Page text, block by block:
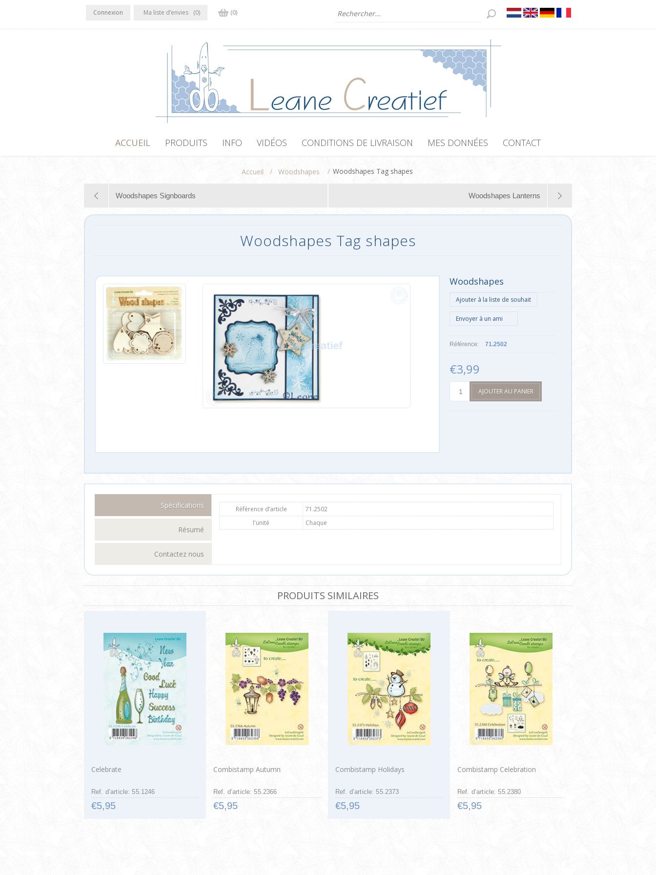
Connexion Ma liste d’envies (0) (0)
ACCUEIL PRODUITS INFO VIDÉOS CONDITIONS DE LIVRAISON MES DONNÉES CONTACT
Accueil / Woodshapes / Woodshapes Tag shapes
Woodshapes Signboards Woodshapes Lanterns
Woodshapes Tag shapes
Woodshapes
Référence: 71.2502
€3,99
Spécifications
Résumé
Contactez nous
Réfèrence d’article
71.2502
l'unité
Chaque
PRODUITS SIMILAIRES
Celebrate
Ref. d’article: 55.1246
€5,95
Combistamp Autumn
Ref. d’article: 55.2366
€5,95
Combistamp Holidays
Ref. d’article: 55.2373
€5,95
Combistamp Celebration
Ref. d’article: 55.2380
€5,95